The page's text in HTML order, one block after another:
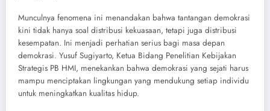
Munculnya fenomena ini menandakan bahwa tantangan demokrasi
kini tidak hanya soal distribusi kekuasaan, tetapi juga distribusi
kesempatan. Ini menjadi perhatian serius bagi masa depan
demokrasi. Yusuf Sugiyarto, Ketua Bidang Penelitian Kebijakan
Strategis PB HMI, menekankan bahwa demokrasi yang sejati harus
mampu menciptakan lingkungan yang mendukung setiap individu
untuk meningkatkan kualitas hidup.